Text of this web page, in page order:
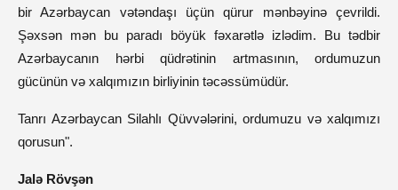
bir Azərbaycan vətəndaşı üçün qürur mənbəyinə çevrildi.
Şəxsən mən bu paradı böyük fəxarətlə izlədim. Bu tədbir
Azərbaycanın hərbi qüdrətinin artmasının, ordumuzun
gücünün və xalqımızın birliyinin təcəssümüdür.
Tanrı Azərbaycan Silahlı Qüvvələrini, ordumuzu və xalqımızı
qorusun".
Jalə Rövşən